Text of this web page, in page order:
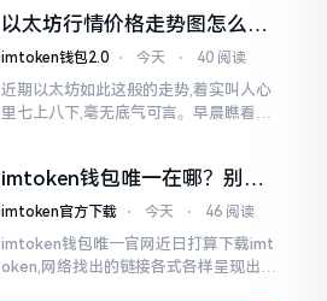
以太坊行情价格走势图怎么看
才不亏钱
imtoken钱包2.0 ⋅ 今天 ⋅ 40 阅读
近期以太坊如此这般的走势,着实叫人心
里七上八下,毫无底气可言。早晨瞧看之
得让人心里直冒慌意。
imtoken钱包唯一在哪？别乱
点，小心假网站
imtoken官方下载 ⋅ 今天 ⋅ 46 阅读
imtoken钱包唯一官网近日打算下载imt
oken,网络找出的链接各式各样呈现出乱